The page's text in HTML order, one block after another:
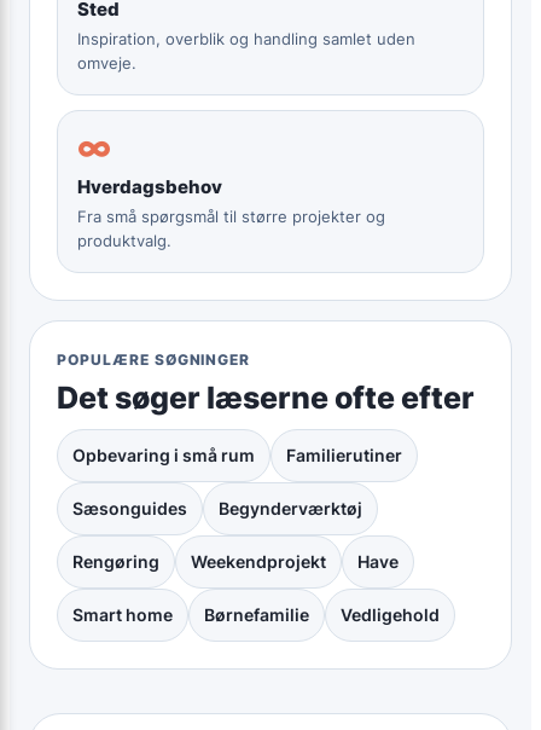
Sted
Inspiration, overblik og handling samlet uden
omveje.
∞
Hverdagsbehov
Fra små spørgsmål til større projekter og
produktvalg.
POPULÆRE SØGNINGER
Det søger læserne ofte efter
Opbevaring i små rum Familierutiner
Sæsonguides Begynderværktøj
Rengøring Weekendprojekt Have
Smart home Børnefamilie Vedligehold